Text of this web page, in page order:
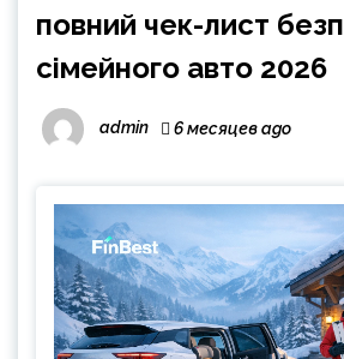
повний чек-лист
сімейного авто 2026
admin 6 месяцев ago